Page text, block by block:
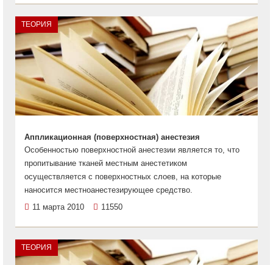
ТЕОРИЯ
Аппликационная (поверхностная) анестезия
Особенностью поверхностной анестезии является то, что
пропитывание тканей местным анестетиком
осуществляется с поверхностных слоев, на которые
наносится местноанестезирующее средство.
11 марта 2010
11550
ТЕОРИЯ